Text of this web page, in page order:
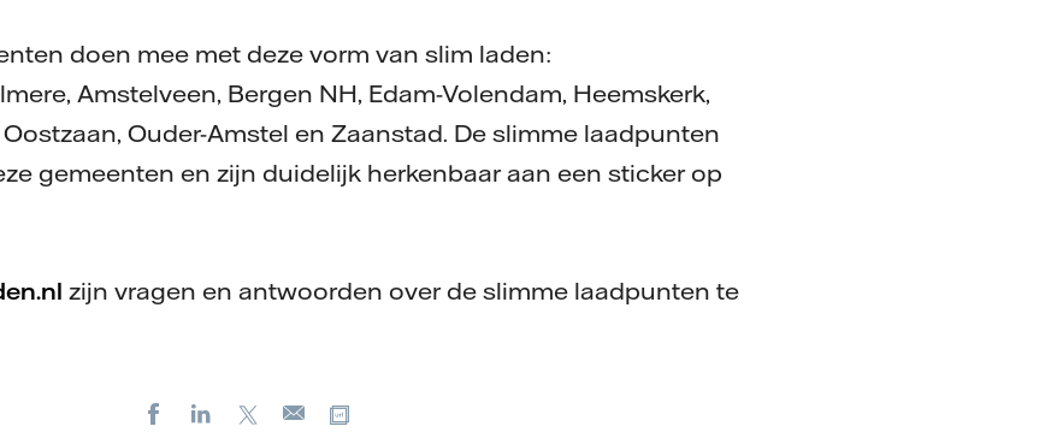
doen mee met deze vorm van slim laden:
Amstelveen, Bergen NH, Edam-Volendam, Heemskerk,
Ouder-Amstel en Zaanstad. De slimme laadpunten
gemeenten en zijn duidelijk herkenbaar aan een sticker op
zijn vragen en antwoorden over de slimme laadpunten te
FacebookLinkedIn
X
E-